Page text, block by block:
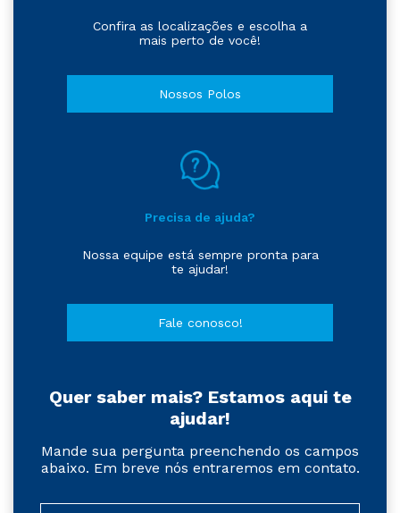
Confira as localizações e escolha a
mais perto de você!
Nossos Polos
Precisa de ajuda?
Nossa equipe está sempre pronta para
te ajudar!
Fale conosco!
Quer saber mais? Estamos aqui te
ajudar!
Mande sua pergunta preenchendo os campos
abaixo. Em breve nós entraremos em contato.